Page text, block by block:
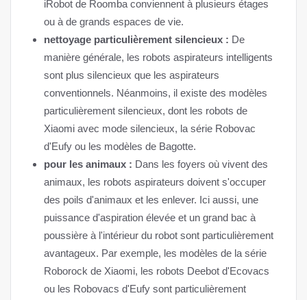
iRobot de Roomba conviennent à plusieurs étages
ou à de grands espaces de vie.
nettoyage particulièrement silencieux : De
manière générale, les robots aspirateurs intelligents
sont plus silencieux que les aspirateurs
conventionnels. Néanmoins, il existe des modèles
particulièrement silencieux, dont les robots de
Xiaomi avec mode silencieux, la série Robovac
d'Eufy ou les modèles de Bagotte.
pour les animaux : Dans les foyers où vivent des
animaux, les robots aspirateurs doivent s'occuper
des poils d'animaux et les enlever. Ici aussi, une
puissance d'aspiration élevée et un grand bac à
poussière à l'intérieur du robot sont particulièrement
avantageux. Par exemple, les modèles de la série
Roborock de Xiaomi, les robots Deebot d'Ecovacs
ou les Robovacs d'Eufy sont particulièrement